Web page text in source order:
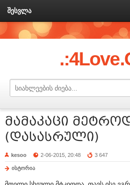
შესვლა
მამაკაცი
(დასასრული)
kesoo 2-06-2015, 20:48 3 647
ისტორია